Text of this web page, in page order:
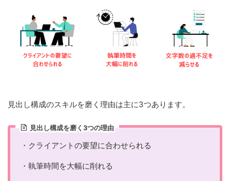
見出し構成のスキルを磨く理由は主に3つあります。
見出し構成を磨く3つの理由
・クライアントの要望に合わせられる
・執筆時間を大幅に削れる